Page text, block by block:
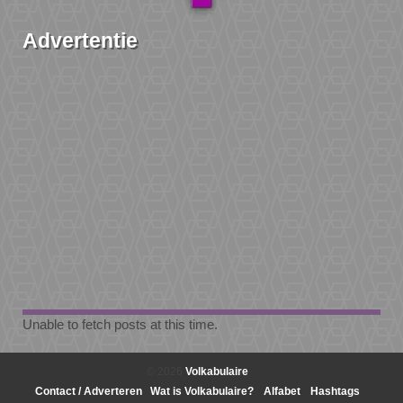
Advertentie
Unable to fetch posts at this time.
Volkabulaire
Contact / Adverteren
Wat is Volkabulaire? Alfabet Hashtags